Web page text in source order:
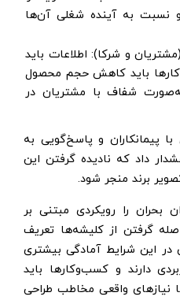
نسبت به آینده شغلی آن‌ها
و شرکا): اطلاعات باید
باید کاهش حجم محصول
شفاف با مشتریان در
پیمانکاران و پاسخ‌گویی به
داد که نادیده گرفتن این
برند منجر شود.
بحران را رویکردی مبتنی بر
گرفتن از کلیشه‌ها تعریف
این شرایط آمادگی بیشتری
دارند و کسب‌وکارها باید
نیازهای واقعی مخاطب طراحی